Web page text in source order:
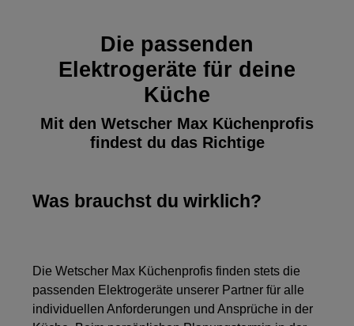
Die passenden
Elektrogeräte für deine
Küche
Mit den Wetscher Max Küchenprofis
findest du das Richtige
Was brauchst du wirklich?
Die Wetscher Max Küchenprofis finden stets die
passenden Elektrogeräte unserer Partner für alle
individuellen Anforderungen und Ansprüche in der